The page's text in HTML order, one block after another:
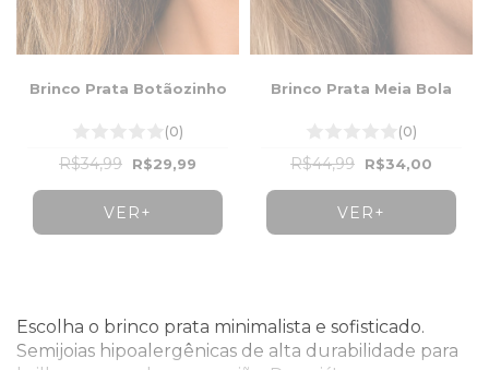
Brinco Prata Botãozinho
(0)
R$34,99 R$29,99
VER+
Brinco Prata Meia Bola
(0)
R$44,99 R$34,00
VER+
Escolha o brinco prata minimalista e sofisticado.
Semijoias hipoalergênicas de alta durabilidade para